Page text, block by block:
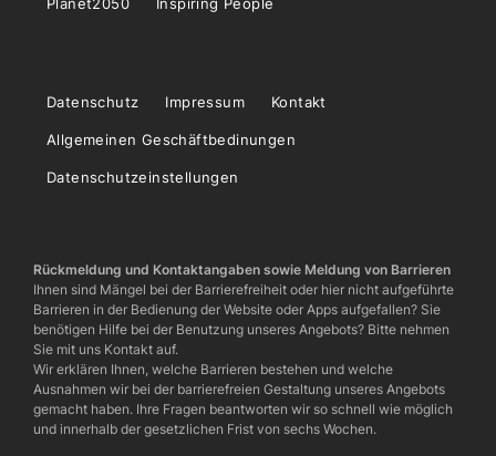
Datenschutz Impressum Kontakt
Allgemeinen Geschäftbedinungen
Datenschutzeinstellungen
Rückmeldung und Kontaktangaben sowie Meldung von Barrieren
Ihnen sind Mängel bei der Barrierefreiheit oder hier nicht aufgeführte
Barrieren in der Bedienung der Website oder Apps aufgefallen? Sie
benötigen Hilfe bei der Benutzung unseres Angebots? Bitte nehmen
Sie mit uns Kontakt auf.
Wir erklären Ihnen, welche Barrieren bestehen und welche
Ausnahmen wir bei der barrierefreien Gestaltung unseres Angebots
gemacht haben. Ihre Fragen beantworten wir so schnell wie möglich
und innerhalb der gesetzlichen Frist von sechs Wochen.